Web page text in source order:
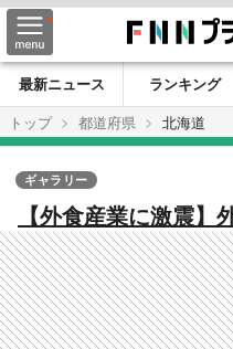
最新ニュース ランキング
トップ
都道府県 北海道
【外食産業に激震】
停止 雇用枠5万人の
深刻化する現場では
では限界…外食以外
も＜北海道＞
ギャラリー